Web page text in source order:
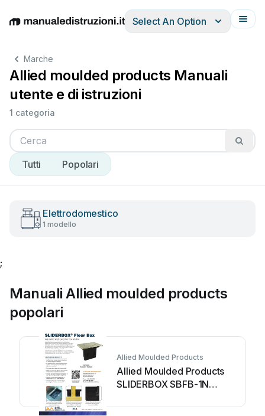
EnglishDeutschEspañolItalianoFrançais
Select An Option
Marche
Allied moulded products Manuali
utente e di istruzioni
1 categoria
Tutti Popolari
Elettrodomestico
1 modello
;
Manuali Allied moulded products
popolari
Allied Moulded Products
Allied Moulded Products
SLIDERBOX SBFB-1N